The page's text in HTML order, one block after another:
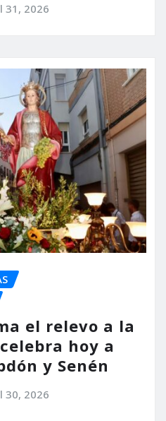
31, 2026
el relevo a la
hoy a
y Senén
30, 2026